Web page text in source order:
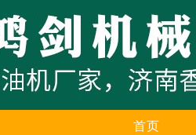
首页